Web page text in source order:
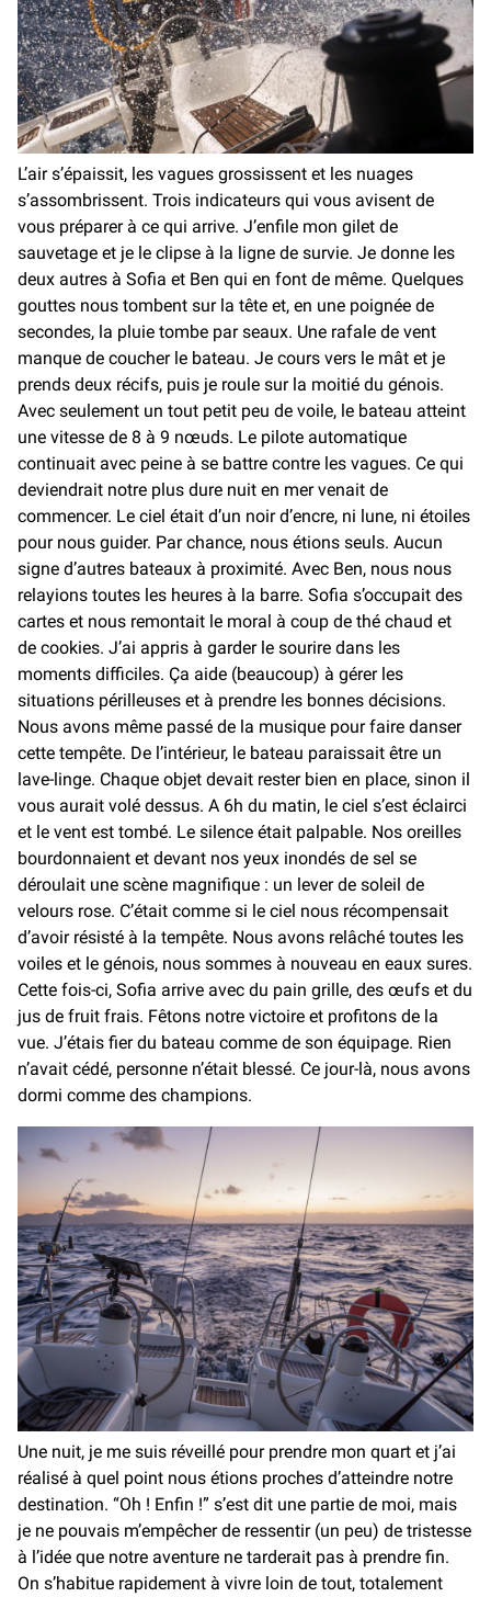
L’air s’épaissit, les vagues grossissent et les nuages
s’assombrissent. Trois indicateurs qui vous avisent de
vous préparer à ce qui arrive. J’enfile mon gilet de
sauvetage et je le clipse à la ligne de survie. Je donne les
deux autres à Sofia et Ben qui en font de même. Quelques
gouttes nous tombent sur la tête et, en une poignée de
secondes, la pluie tombe par seaux. Une rafale de vent
manque de coucher le bateau. Je cours vers le mât et je
prends deux récifs, puis je roule sur la moitié du génois.
Avec seulement un tout petit peu de voile, le bateau atteint
une vitesse de 8 à 9 nœuds. Le pilote automatique
continuait avec peine à se battre contre les vagues. Ce qui
deviendrait notre plus dure nuit en mer venait de
commencer. Le ciel était d’un noir d’encre, ni lune, ni étoiles
pour nous guider. Par chance, nous étions seuls. Aucun
signe d’autres bateaux à proximité. Avec Ben, nous nous
relayions toutes les heures à la barre. Sofia s’occupait des
cartes et nous remontait le moral à coup de thé chaud et
de cookies. J’ai appris à garder le sourire dans les
moments difficiles. Ça aide (beaucoup) à gérer les
situations périlleuses et à prendre les bonnes décisions.
Nous avons même passé de la musique pour faire danser
cette tempête. De l’intérieur, le bateau paraissait être un
lave-linge. Chaque objet devait rester bien en place, sinon il
vous aurait volé dessus. A 6h du matin, le ciel s’est éclairci
et le vent est tombé. Le silence était palpable. Nos oreilles
bourdonnaient et devant nos yeux inondés de sel se
déroulait une scène magnifique : un lever de soleil de
velours rose. C’était comme si le ciel nous récompensait
d’avoir résisté à la tempête. Nous avons relâché toutes les
voiles et le génois, nous sommes à nouveau en eaux sures.
Cette fois-ci, Sofia arrive avec du pain grille, des œufs et du
jus de fruit frais. Fêtons notre victoire et profitons de la
vue. J’étais fier du bateau comme de son équipage. Rien
n’avait cédé, personne n’était blessé. Ce jour-là, nous avons
dormi comme des champions.
Une nuit, je me suis réveillé pour prendre mon quart et j’ai
réalisé à quel point nous étions proches d’atteindre notre
destination. “Oh ! Enfin !” s’est dit une partie de moi, mais
je ne pouvais m’empêcher de ressentir (un peu) de tristesse
à l’idée que notre aventure ne tarderait pas à prendre fin.
On s’habitue rapidement à vivre loin de tout, totalement